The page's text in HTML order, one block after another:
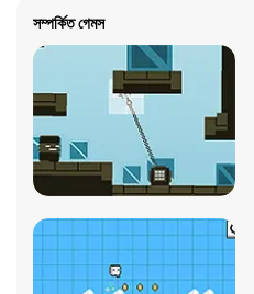
সম্পর্কিত গেমস